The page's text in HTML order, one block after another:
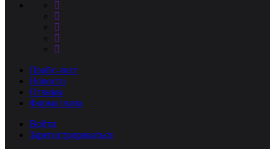
Прайс-лист
Новости
Отзывы
Форма связи
Войти
Зарегистрироваться